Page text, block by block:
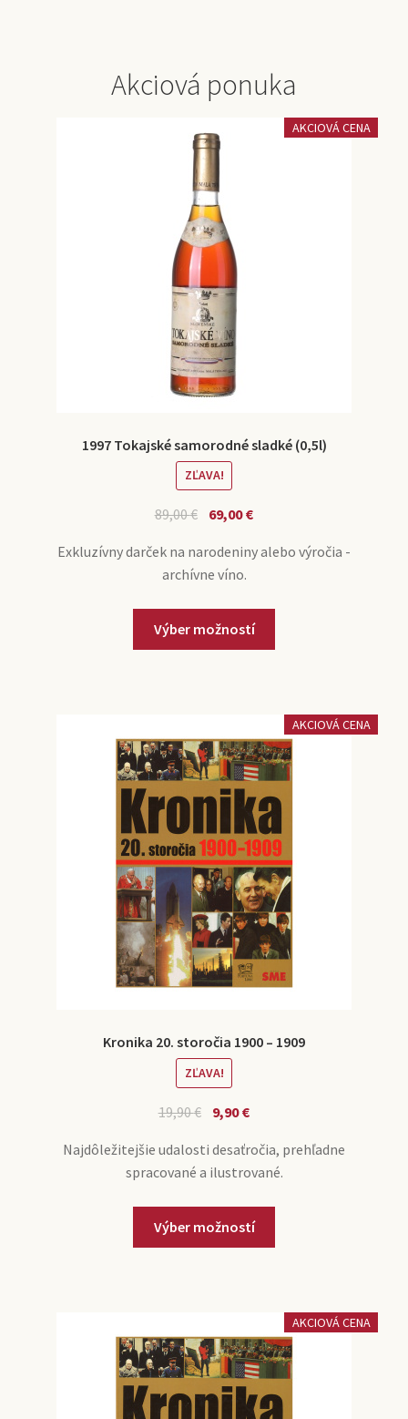
Akciová ponuka
AKCIOVÁ CENA
1997 Tokajské samorodné sladké (0,5l)
ZĽAVA!
89,00€ 69,00€
Exkluzívny darček na narodeniny alebo výročia -
archívne víno.
Výber možností
AKCIOVÁ CENA
Kronika 20. storočia 1900 – 1909
ZĽAVA!
19,90€ 9,90€
Najdôležitejšie udalosti desaťročia, prehľadne
spracované a ilustrované.
Výber možností
AKCIOVÁ CENA